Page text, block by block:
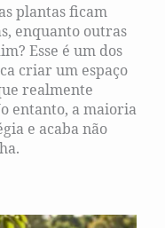
plantas ficam
enquanto outras
Esse é um dos
criar um espaço
realmente
entanto, a maioria
e acaba não